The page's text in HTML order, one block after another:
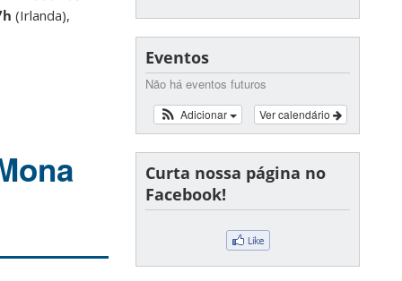
(Irlanda),
Eventos
Não há eventos futuros
Ver calendário
Adicionar
Curta nossa página no
Facebook!